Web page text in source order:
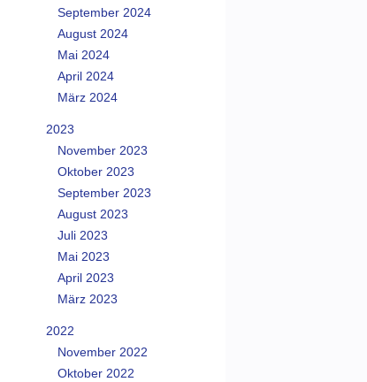
September 2024
August 2024
Mai 2024
April 2024
März 2024
2023
November 2023
Oktober 2023
September 2023
August 2023
Juli 2023
Mai 2023
April 2023
März 2023
2022
November 2022
Oktober 2022